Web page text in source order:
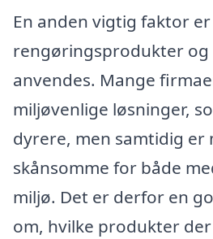
En anden vigtig faktor
rengøringsprodukter og
anvendes. Mange
miljøvenlige løsninger,
dyrere, men samtidig er
skånsomme for både
miljø. Det er derfor en
om, hvilke produkter